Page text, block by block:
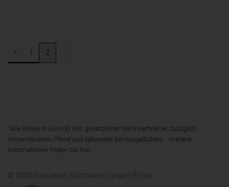
« 1 2
*Alle Preise in Euro (€) inkl. gesetzlicher Mehrwertsteuer, zuzüglich
Versandkosten, Pfand und optionaler Servicegebühren. Weitere
Informationen finden Sie hier.
© 2026 Naturkost Kornblume Lingen (Ems)